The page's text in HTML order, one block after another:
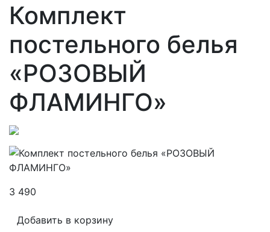
Комплект
постельного белья
«РОЗОВЫЙ
ФЛАМИНГО»
3 490
Добавить в корзину